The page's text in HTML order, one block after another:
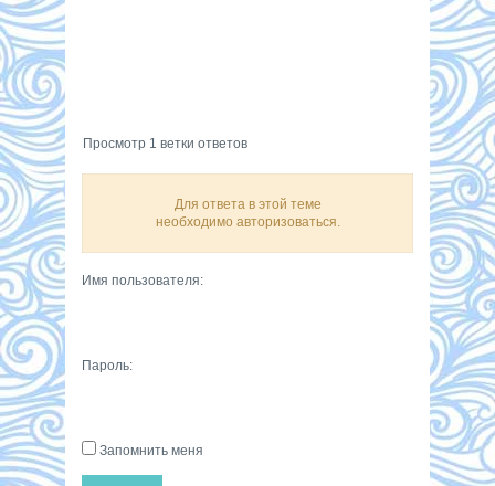
Просмотр 1 ветки ответов
Для ответа в этой теме
необходимо авторизоваться.
Имя пользователя:
Пароль:
Запомнить меня